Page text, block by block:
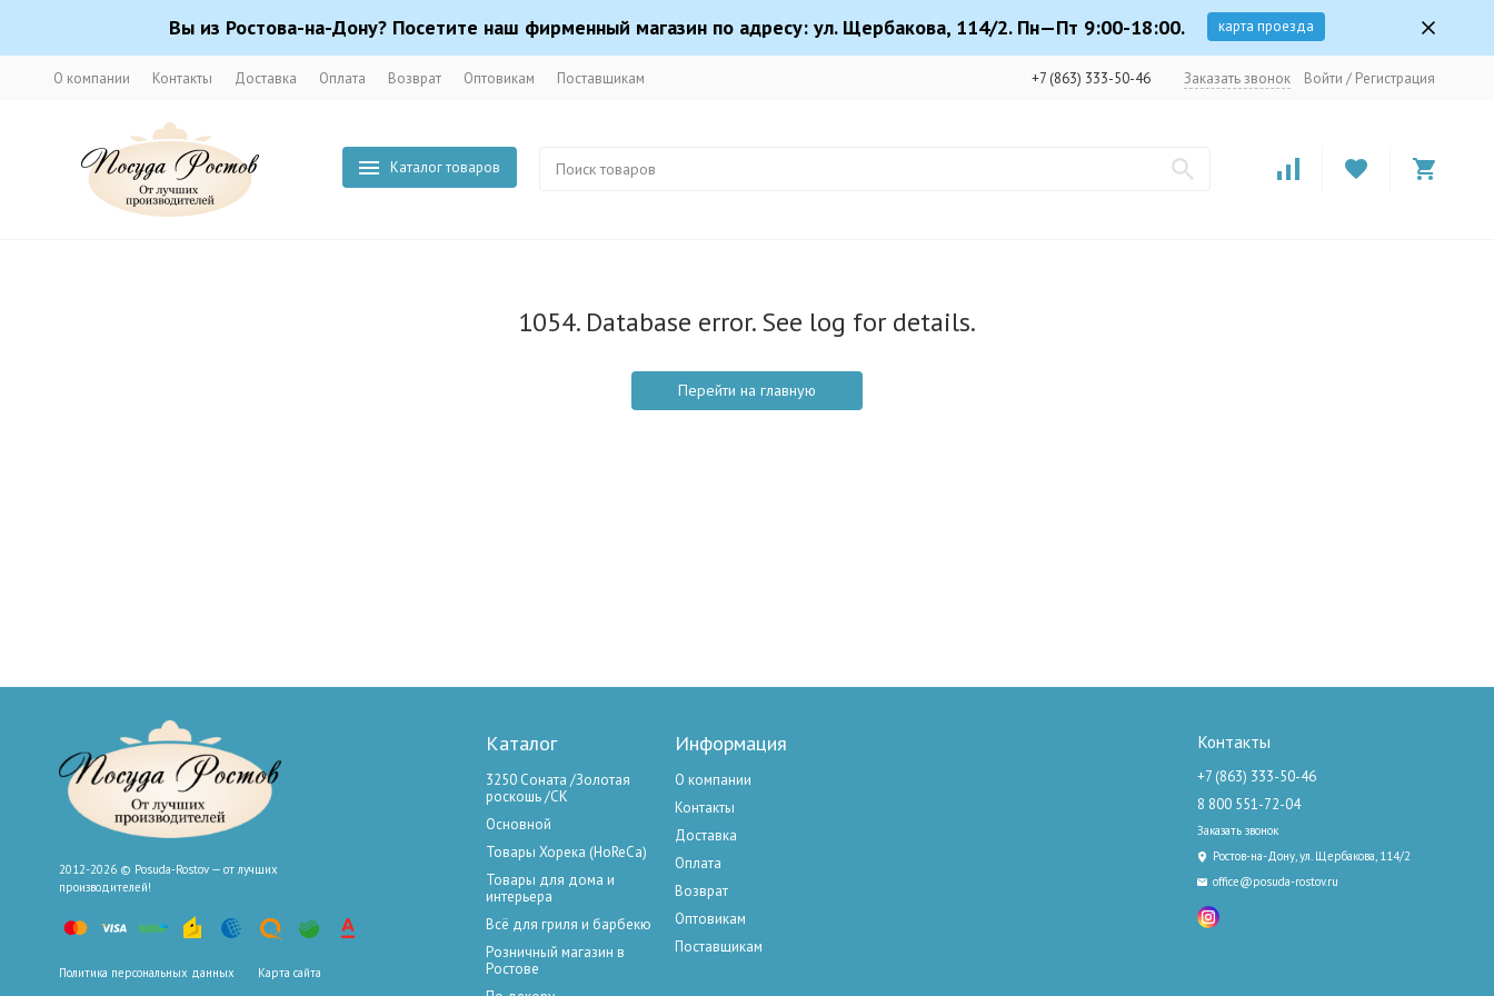
Вы из Ростова-на-Дону? Посетите наш фирменный магазин по адресу: ул. Щербакова, 114/2. Пн—Пт 9:00-18:00. карта проезда
О компании Контакты Доставка Оплата Возврат Оптовикам Поставщикам +7 (863) 333-50-46 Заказать звонок Войти / Регистрация
Каталог товаров
1054. Database error. See log for details.
Перейти на главную
2012-2026 © Posuda-Rostov — от лучших
производителей!
Политика персональных данных Карта сайта
Каталог
3250 Соната /Золотая
роскошь /СК
Основной
Товары Хорека (HoReCa)
Товары для дома и
интерьера
Всё для гриля и барбекю
Розничный магазин в
Ростове
Информация
О компании
Контакты
Доставка
Оплата
Возврат
Оптовикам
Поставщикам
Контакты
+7 (863) 333-50-46
8 800 551-72-04
Заказать звонок
Ростов-на-Дону, ул. Щербакова, 114/2
office@posuda-rostov.ru